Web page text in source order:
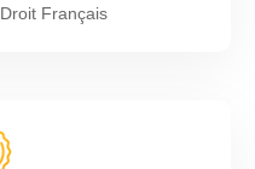
Français